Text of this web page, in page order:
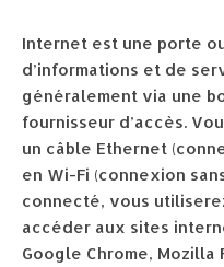
Internet est une porte
d’informations et de
généralement via une
fournisseur d’accès.
un câble Ethernet
en Wi-Fi (connexion
connecté, vous
accéder aux sites
Google Chrome,